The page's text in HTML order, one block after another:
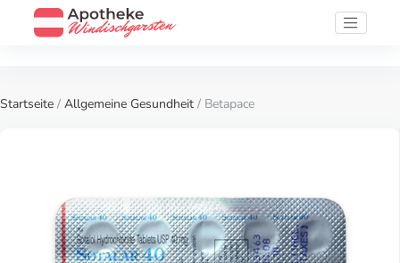
Startseite / Allgemeine Gesundheit / Betapace